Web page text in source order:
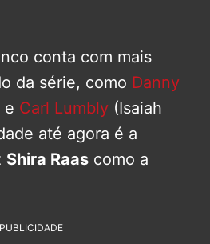
conta com mais
da série, como Danny
e Carl Lumbly (Isaiah
até agora é a
Shira Raas como a
PUBLICIDADE